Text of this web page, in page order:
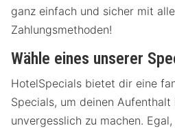
ganz einfach und sicher mit
Zahlungsmethoden!
Wähle eines unserer
HotelSpecials bietet dir eine
Specials, um deinen
unvergesslich zu machen.